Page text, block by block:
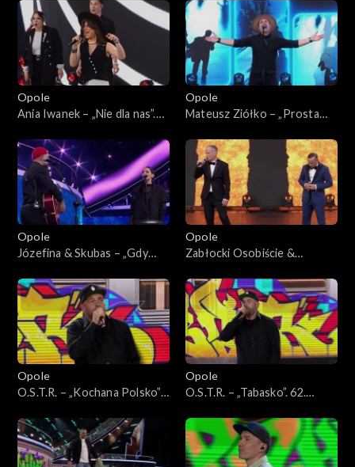
„Premiery”
Opole
Ania Iwanek – „Nie dla nas”.
„Premiery”
Opole
Mateusz Ziółko – „Prosta
KFPP: Koncert „Premiery”
Opole
Józefina & Skubas – „Gdy
Koncert „Premiery”
Opole
Zabłocki Osobiście &
62. KFPP: Koncert
„Premiery”
Opole
O.S.T.R. – „Kochana Polsko”.
Jedno podwórko”
Opole
O.S.T.R. – „Tabasko”. 62.
Jedno podwórko”